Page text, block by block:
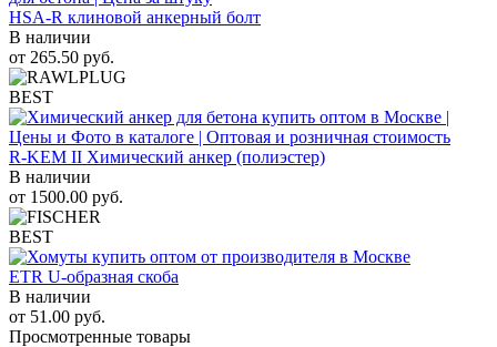
HSA-R клиновой анкерный болт
В наличии
от 265.50 руб.
BEST
R-KEM II Химический анкер (полиэстер)
В наличии
от 1500.00 руб.
BEST
ETR U-образная скоба
В наличии
от 51.00 руб.
Просмотренные товары